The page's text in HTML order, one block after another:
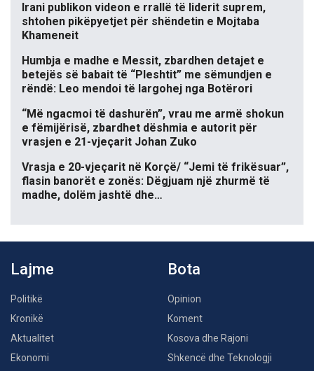
Irani publikon videon e rrallë të liderit suprem,
shtohen pikëpyetjet për shëndetin e Mojtaba
Khameneit
Humbja e madhe e Messit, zbardhen detajet e
betejës së babait të “Pleshtit” me sëmundjen e
rëndë: Leo mendoi të largohej nga Botërori
“Më ngacmoi të dashurën”, vrau me armë shokun
e fëmijërisë, zbardhet dëshmia e autorit për
vrasjen e 21-vjeçarit Johan Zuko
Vrasja e 20-vjeçarit në Korçë/ “Jemi të frikësuar”,
flasin banorët e zonës: Dëgjuam një zhurmë të
madhe, dolëm jashtë dhe…
Lajme
Politikë
Kronikë
Aktualitet
Ekonomi
Bota
Opinion
Koment
Kosova dhe Rajoni
Shkencë dhe Teknologji